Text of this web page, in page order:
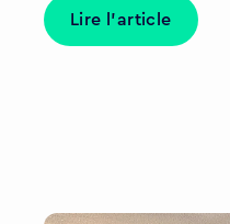
Lire l'article